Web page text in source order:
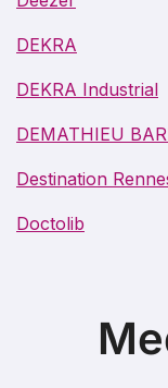
DEKRA
DEKRA Industrial
DEMATHIEU
Destination
Doctolib